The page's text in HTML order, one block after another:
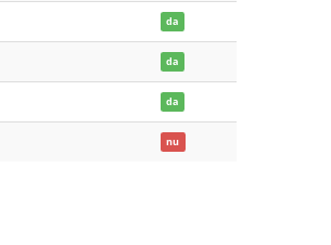
da
da
da
nu